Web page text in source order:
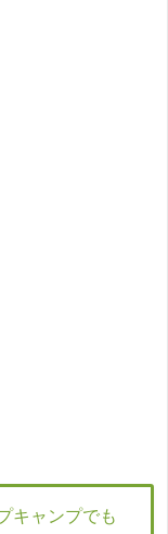
キャンプでも